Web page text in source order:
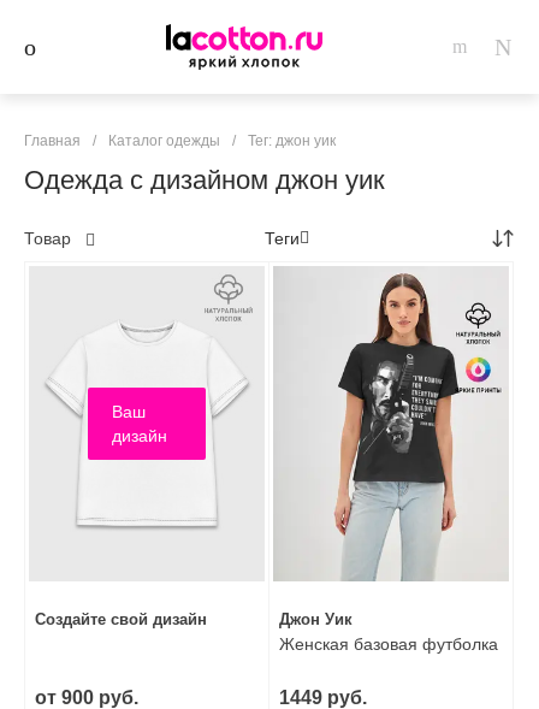
Главная / Каталог одежды / Тег: джон уик
Одежда с дизайном джон уик
Товар Теги
Ваш
дизайн
Создайте свой дизайн
от 900 руб.
Джон Уик
Женская базовая футболка
1449 руб.